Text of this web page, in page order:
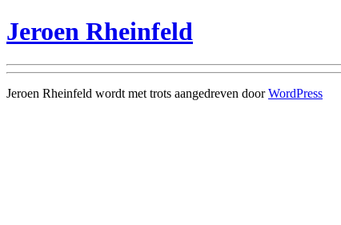
Jeroen Rheinfeld
Jeroen Rheinfeld wordt met trots aangedreven doorWordPress